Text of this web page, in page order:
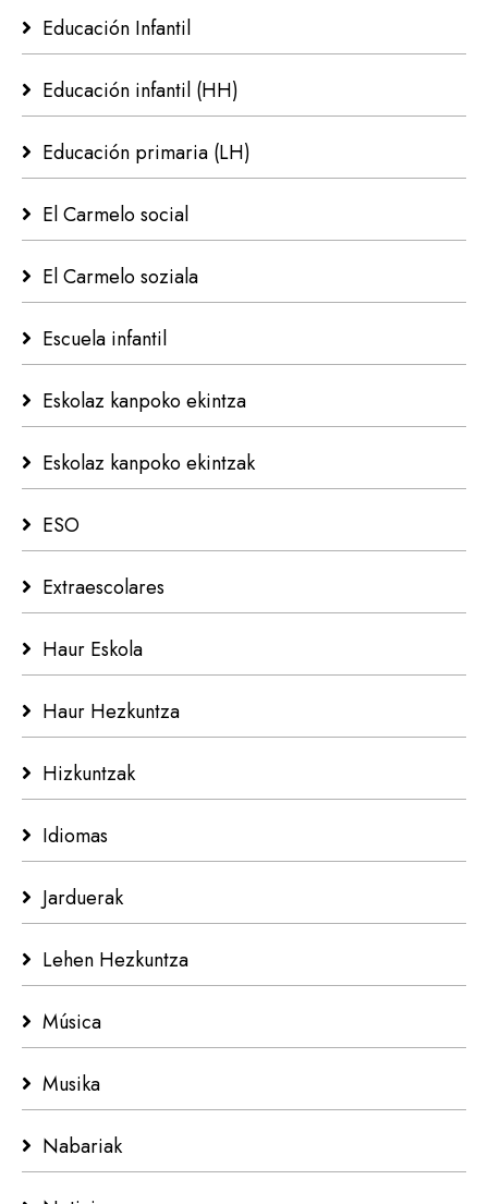
Educación Infantil
Educación infantil (HH)
Educación primaria (LH)
El Carmelo social
El Carmelo soziala
Escuela infantil
Eskolaz kanpoko ekintza
Eskolaz kanpoko ekintzak
ESO
Extraescolares
Haur Eskola
Haur Hezkuntza
Hizkuntzak
Idiomas
Jarduerak
Lehen Hezkuntza
Música
Musika
Nabariak